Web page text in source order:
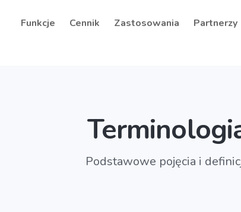
Funkcje Cennik Zastosowania Partnerzy
Podstawowe pojęcia i